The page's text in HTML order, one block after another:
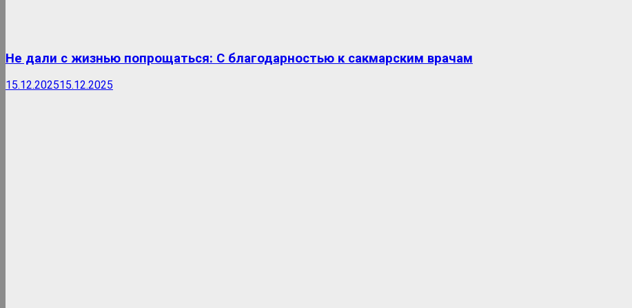
Не дали с жизнью попрощаться: С благодарностью к сакмарским врачам
15.12.202515.12.2025